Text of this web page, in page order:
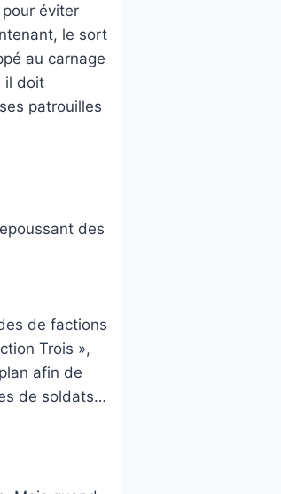
éviter
le sort
au carnage
il doit
patrouilles
des
de factions
Trois »,
afin de
de soldats…